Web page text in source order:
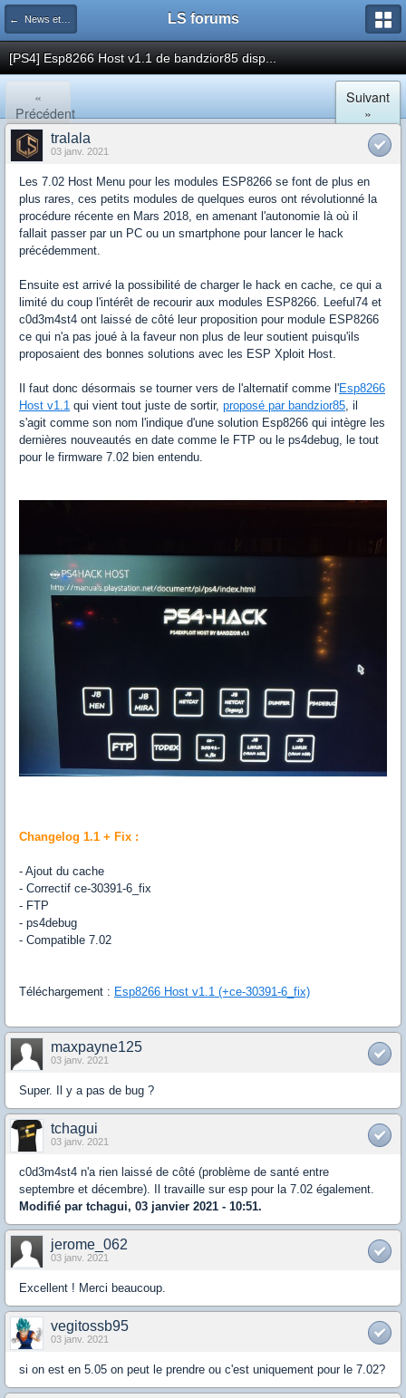
← News et actualités postées sur LS LS forums
[PS4] Esp8266 Host v1.1 de bandzior85 disp...
«
Précédent
Suivant
»
tralala
03 janv. 2021
Les 7.02 Host Menu pour les modules ESP8266 se font de plus en
plus rares, ces petits modules de quelques euros ont révolutionné la
procédure récente en Mars 2018, en amenant l'autonomie là où il
fallait passer par un PC ou un smartphone pour lancer le hack
précédemment.
Ensuite est arrivé la possibilité de charger le hack en cache, ce qui a
limité du coup l'intérêt de recourir aux modules ESP8266. Leeful74 et
c0d3m4st4 ont laissé de côté leur proposition pour module ESP8266
ce qui n'a pas joué à la faveur non plus de leur soutient puisqu'ils
proposaient des bonnes solutions avec les ESP Xploit Host.
Il faut donc désormais se tourner vers de l'alternatif comme l'Esp8266
Host v1.1 qui vient tout juste de sortir, proposé par bandzior85, il
s'agit comme son nom l'indique d'une solution Esp8266 qui intègre les
dernières nouveautés en date comme le FTP ou le ps4debug, le tout
pour le firmware 7.02 bien entendu.
Changelog 1.1 + Fix :
- Ajout du cache
- Correctif ce-30391-6_fix
- FTP
- ps4debug
- Compatible 7.02
Téléchargement : Esp8266 Host v1.1 (+ce-30391-6_fix)
maxpayne125
03 janv. 2021
Super. Il y a pas de bug ?
tchagui
03 janv. 2021
c0d3m4st4 n'a rien laissé de côté (problème de santé entre
septembre et décembre). Il travaille sur esp pour la 7.02 également.
Modifié par tchagui, 03 janvier 2021 - 10:51.
jerome_062
03 janv. 2021
Excellent ! Merci beaucoup.
vegitossb95
03 janv. 2021
si on est en 5.05 on peut le prendre ou c'est uniquement pour le 7.02?